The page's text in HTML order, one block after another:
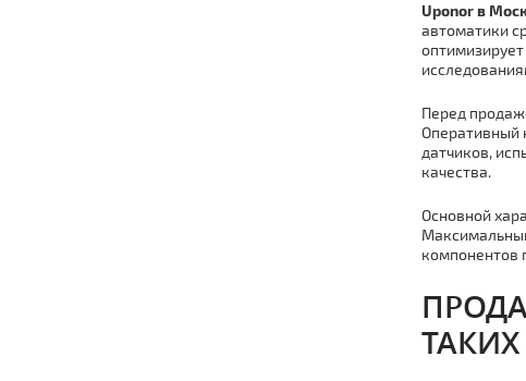
Uponor в
автоматики
Перед
Оперативный
датчиков,
качества.
Основной
компонентов